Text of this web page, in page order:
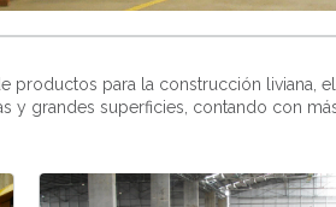
productos para la construcción liviana,
y grandes superficies, contando con